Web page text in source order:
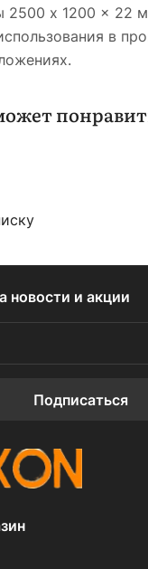
2500 x 1200 x 22
в
новости и акции
Подписаться